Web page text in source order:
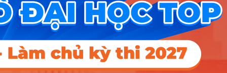
C00; C20; D01; D14;
D15; X71
18 18 18
C00; C20; D01; D14;
D15; X71
30
A00; A01; C00; C03;
C04; D01; X26
18 18
18 18 30